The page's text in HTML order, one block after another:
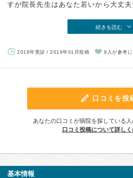
すが院長先生はあなた若いから大丈夫
続きを読む
2018年受診 / 2019年01月投稿 9人が参考に
口コミを投
あなたの口コミが病院を探している人
口コミ投稿について詳し
基本情報